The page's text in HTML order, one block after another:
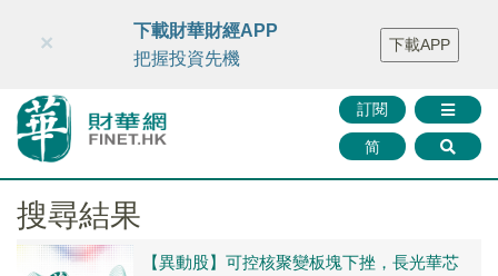
財華智庫網 FINTV FINMETA 財華證券 媒體矩陣
智庫沙龍
聯絡我們
訂閱
简
×
下載財華財經APP
把握投資先機
下載APP
搜尋結果
【異動股】可控核聚變板塊下挫，長光華芯